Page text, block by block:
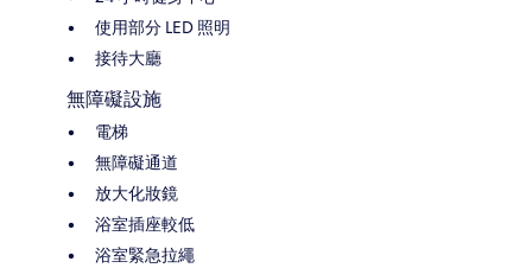
使用部分 LED 照明
接待大廳
無障礙設施
電梯
無障礙通道
放大化妝鏡
浴室插座較低
浴室緊急拉繩